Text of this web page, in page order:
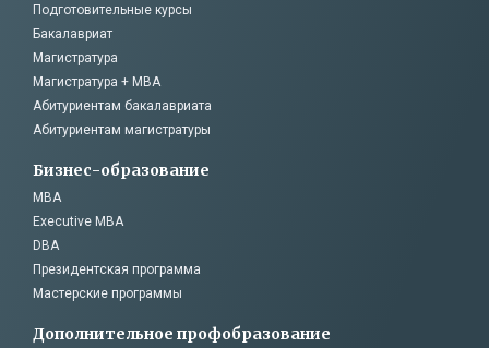
Подготовительные курсы
Бакалавриат
Магистратура
Магистратура + MBA
Абитуриентам бакалавриата
Абитуриентам магистратуры
Бизнес-образование
MBA
Executive MBA
DBA
Президентская программа
Мастерские программы
Дополнительное профобразование